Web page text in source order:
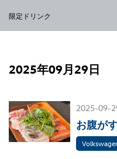
限定ドリンク
2025年09月29日
2025-09-
お腹が